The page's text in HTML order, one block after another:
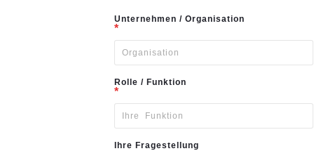
Unternehmen / Organisation
*
Rolle / Funktion
*
Ihre Fragestellung